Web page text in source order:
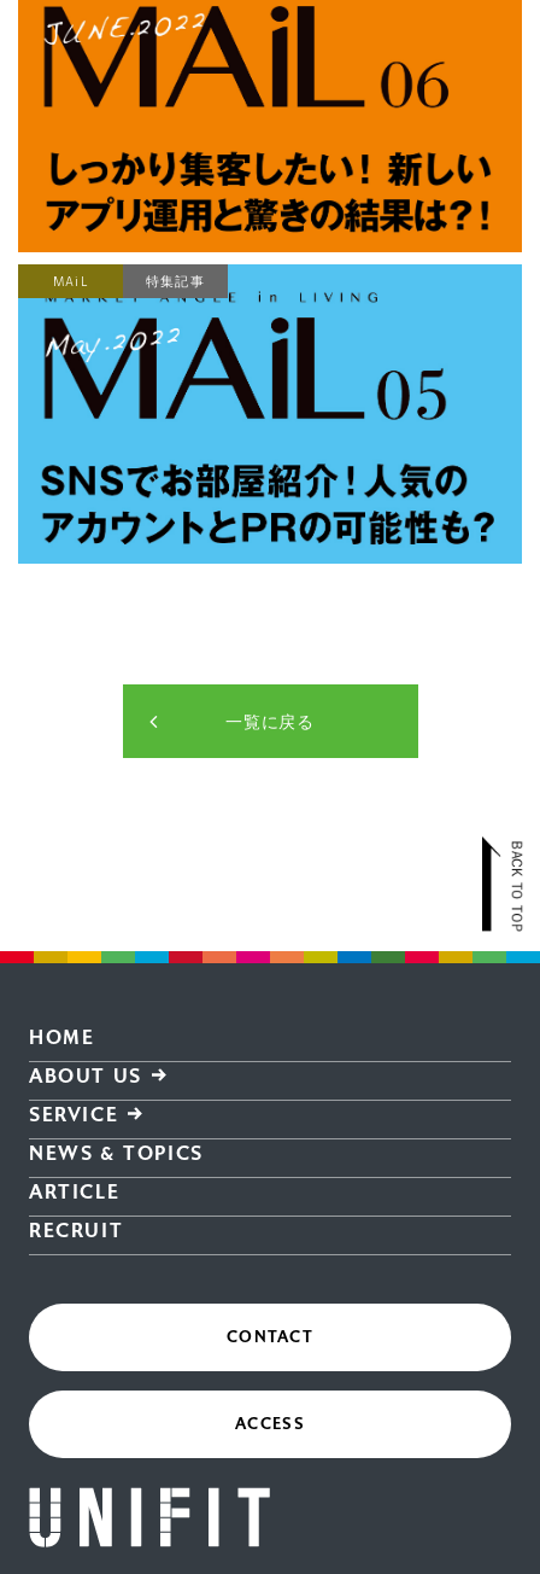
MAiL 特集記事
一覧に戻る
HOME
ABOUT US
SERVICE
NEWS & TOPICS
ARTICLE
RECRUIT
CONTACT
ACCESS